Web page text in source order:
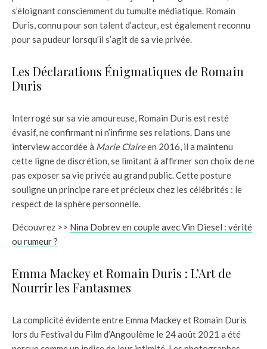
s’éloignant consciemment du tumulte médiatique. Romain
Duris, connu pour son talent d’acteur, est également reconnu
pour sa pudeur lorsqu’il s’agit de sa vie privée.
Les Déclarations Énigmatiques de Romain
Duris
Interrogé sur sa vie amoureuse, Romain Duris est resté
évasif, ne confirmant ni n’infirme ses relations. Dans une
interview accordée à Marie Claireen 2016, il a maintenu
cette ligne de discrétion, se limitant à affirmer son choix de ne
pas exposer sa vie privée au grand public. Cette posture
souligne un principe rare et précieux chez les célébrités : le
respect de la sphère personnelle.
Découvrez >> Nina Dobrev en couple avec Vin Diesel : vérité
ou rumeur ?
Emma Mackey et Romain Duris : L’Art de
Nourrir les Fantasmes
La complicité évidente entre Emma Mackey et Romain Duris
lors du Festival du Film d’Angoulême le 24 août 2021 a été